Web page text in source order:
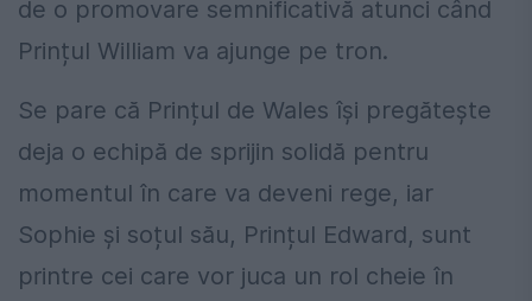
de o promovare semnificativă atunci când
Prințul William va ajunge pe tron.
Se pare că Prințul de Wales își pregătește
deja o echipă de sprijin solidă pentru
momentul în care va deveni rege, iar
Sophie și soțul său, Prințul Edward, sunt
printre cei care vor juca un rol cheie în